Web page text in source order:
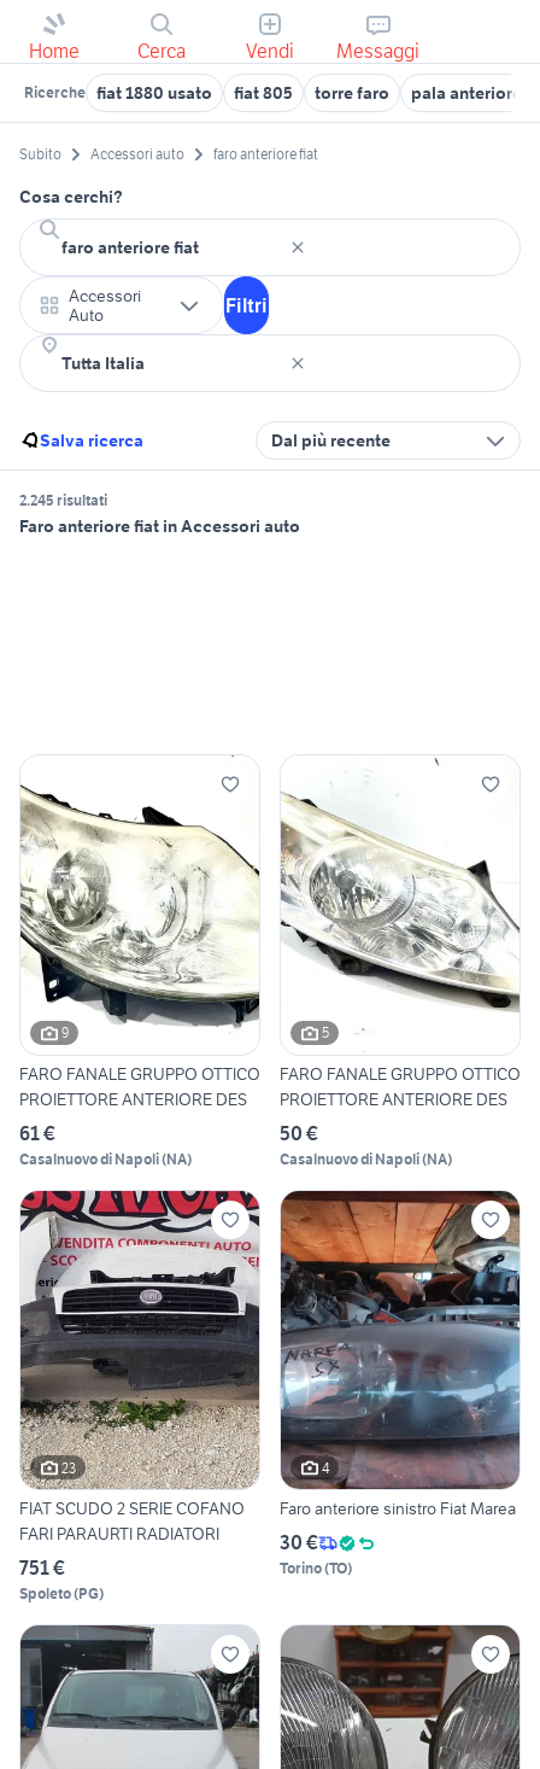
Home Cerca Vendi Messaggi
Ricerche fiat 1880 usato fiat 805 torre faro pala anteriore
Subito Accessori auto faro anteriore fiat
Cosa cerchi?
Accessori
Auto
Filtri
Salva ricerca Dal più recente
2.245 risultati
Faro anteriore fiat in Accessori auto
9
FARO FANALE GRUPPO OTTICO
PROIETTORE ANTERIORE DES
61 €
Casalnuovo di Napoli(NA)
5
FARO FANALE GRUPPO OTTICO
PROIETTORE ANTERIORE DES
50 €
Casalnuovo di Napoli(NA)
23
FIAT SCUDO 2 SERIE COFANO
FARI PARAURTI RADIATORI
751 €
Spoleto(PG)
4
Faro anteriore sinistro Fiat Marea
30 €
Torino(TO)